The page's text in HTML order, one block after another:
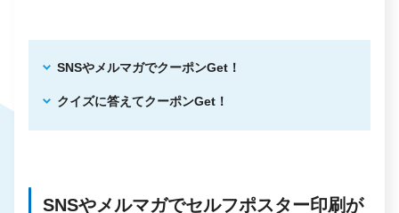
SNSやメルマガでクーポンGet！
クイズに答えてクーポンGet！
SNSやメルマガでセルフポスター印刷が